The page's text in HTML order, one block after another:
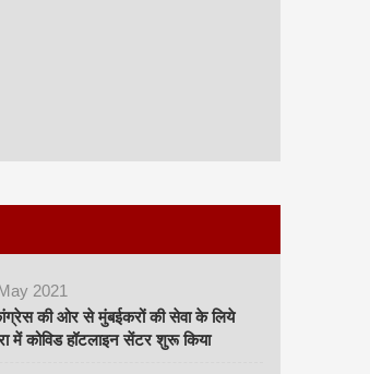
2021
की ओर से मुंबईकरों की सेवा के लिये
में कोविड हॉटलाइन सेंटर शुरू किया